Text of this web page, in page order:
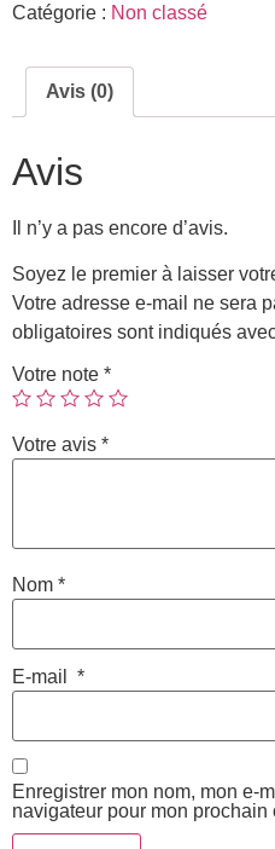
Catégorie : Non classé
Avis (0)
Avis
Il n’y a pas encore d’avis.
Soyez le premier à laisser
Votre adresse e-mail ne sera
obligatoires sont indiqués
Votre note *
Votre avis *
Nom *
E-mail *
Enregistrer mon nom, mon e-
navigateur pour mon prochain